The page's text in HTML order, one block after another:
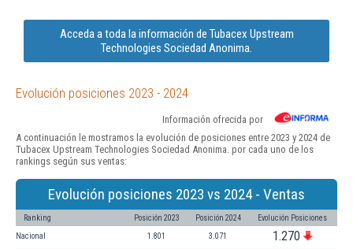
Acceda a toda la información de Tubacex Upstream
Technologies Sociedad Anonima.
Evolución posiciones 2023 - 2024
Información ofrecida por
A continuación le mostramos la evolución de posiciones entre 2023 y 2024 de
Tubacex Upstream Technologies Sociedad Anonima. por cada uno de los
rankings según sus ventas:
Evolución posiciones 2023 vs 2024 - Ventas
Ranking Posición 2023 Posición 2024 Evolución Posiciones
Nacional 1.801 3.071 1.270